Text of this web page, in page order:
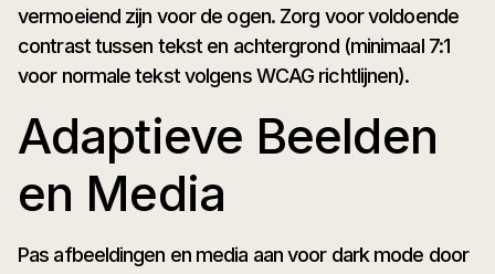
vermoeiend zijn voor de ogen. Zorg voor voldoende
contrast tussen tekst en achtergrond (minimaal 7:1
voor normale tekst volgens WCAG richtlijnen).
Adaptieve Beelden
en Media
Pas afbeeldingen en media aan voor dark mode door